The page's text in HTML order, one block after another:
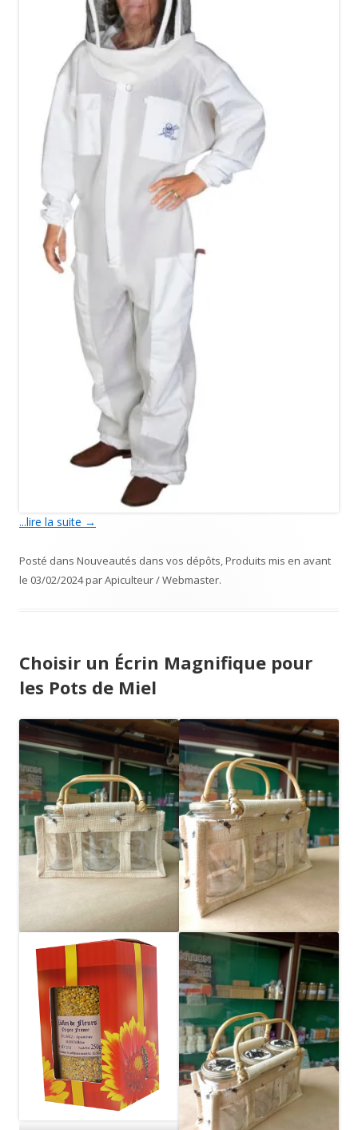
...lire la suite →
Posté dans Nouveautés dans vos dépôts Produits mis en avant
le 03/02/2024parApiculteur / Webmaster.
Choisir un Écrin Magnifique pour
les Pots de Miel